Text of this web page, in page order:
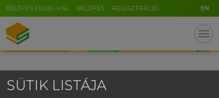
BELÉPÉS EDUID-VAL BELÉPÉS REGISZTRÁCIÓ EN
menu
SÜTIK LISTÁJA
GR
5
g h k l